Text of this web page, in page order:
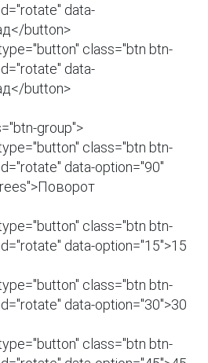
data-
button>
data-
button>
data-option="90"
data-option="15">15
data-option="30">30